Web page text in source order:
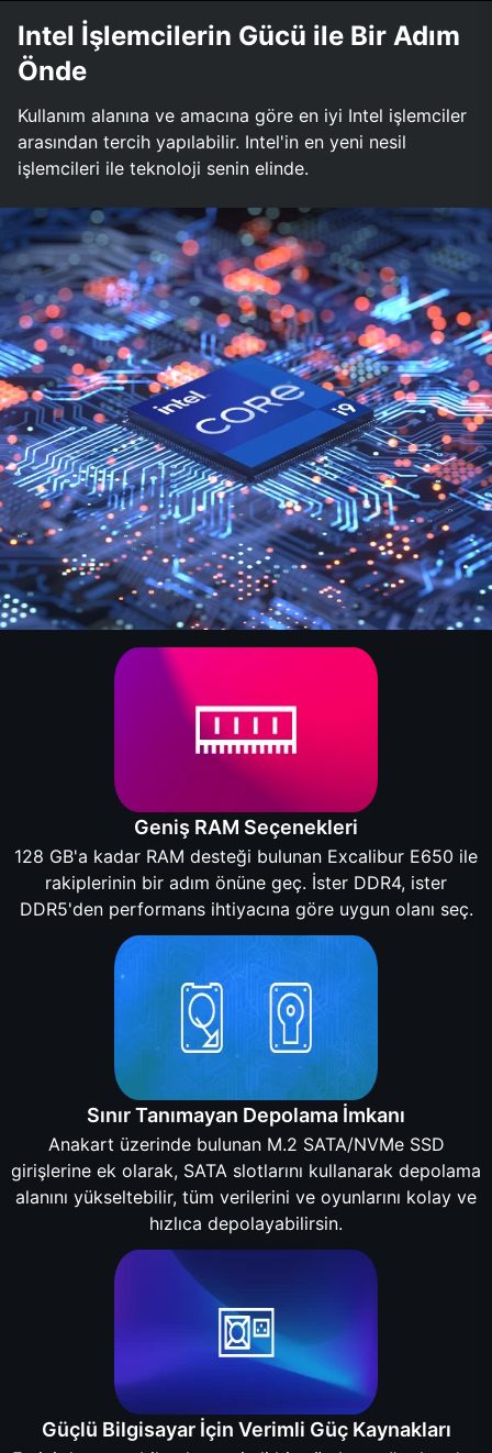
Intel İşlemcilerin Gücü ile Bir Adım
Önde
Kullanım alanına ve amacına göre en iyi Intel işlemciler
arasından tercih yapılabilir. Intel'in en yeni nesil
işlemcileri ile teknoloji senin elinde.
Geniş RAM Seçenekleri
128 GB'a kadar RAM desteği bulunan Excalibur E650 ile
rakiplerinin bir adım önüne geç. İster DDR4, ister
DDR5'den performans ihtiyacına göre uygun olanı seç.
Sınır Tanımayan Depolama İmkanı
Anakart üzerinde bulunan M.2 SATA/NVMe SSD
girişlerine ek olarak, SATA slotlarını kullanarak depolama
alanını yükseltebilir, tüm verilerini ve oyunlarını kolay ve
hızlıca depolayabilirsin.
Güçlü Bilgisayar İçin Verimli Güç Kaynakları